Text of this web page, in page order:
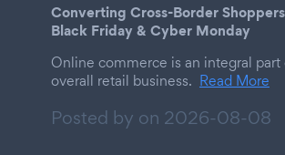
Converting Cross-Border
Black Friday & Cyber Monday
Online commerce is an integral part
overall retail business. Read More
Posted by on 2026-08-08